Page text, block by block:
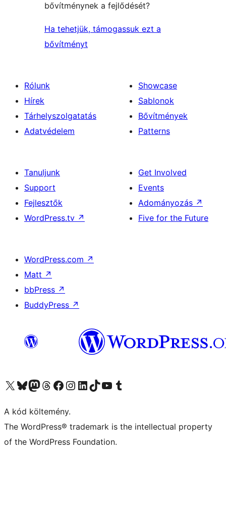
bővítménynek a fejlődését?
Ha tehetjük, támogassuk ezt a
bővítményt
Rólunk
Hírek
Tárhelyszolgatatás
Adatvédelem
Showcase
Sablonok
Bővítmények
Patterns
Tanuljunk
Support
Fejlesztők
WordPress.tv ↗
Get Involved
Events
Adományozás ↗
Five for the Future
WordPress.com ↗
Matt ↗
bbPress ↗
BuddyPress ↗
Visit our X (formerly Twitter) account
Visit our Bluesky account
Twitter csatornánk
Visit our Threads account
Facebook oldalunk megtekintése
Visit our Instagram account
Visit our LinkedIn account
Visit our TikTok account
Visit our YouTube channel
Visit our Tumblr account
A kód költemény.
The WordPress® trademark is the intellectual property
of the WordPress Foundation.